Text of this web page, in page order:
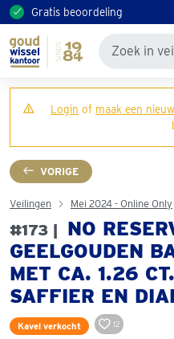
Gratis beoordeling
Login of maak een
VORIGE
Veilingen Mei 2024 - Online Only
#173 |
NO
GEELGOUDEN
MET CA. 1.26
SAFFIER EN
Kavel verkocht 12